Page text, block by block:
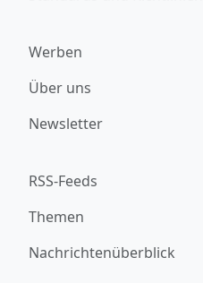
Werben
Über uns
Newsletter
RSS-Feeds
Themen
Nachrichtenüberblick